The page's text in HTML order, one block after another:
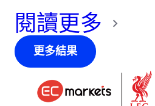
Business
會員，以支持
的兒童。這是
閱讀更多
更多結果